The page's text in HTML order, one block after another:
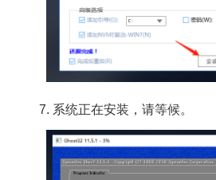
7. 系统正在安装，请等候。